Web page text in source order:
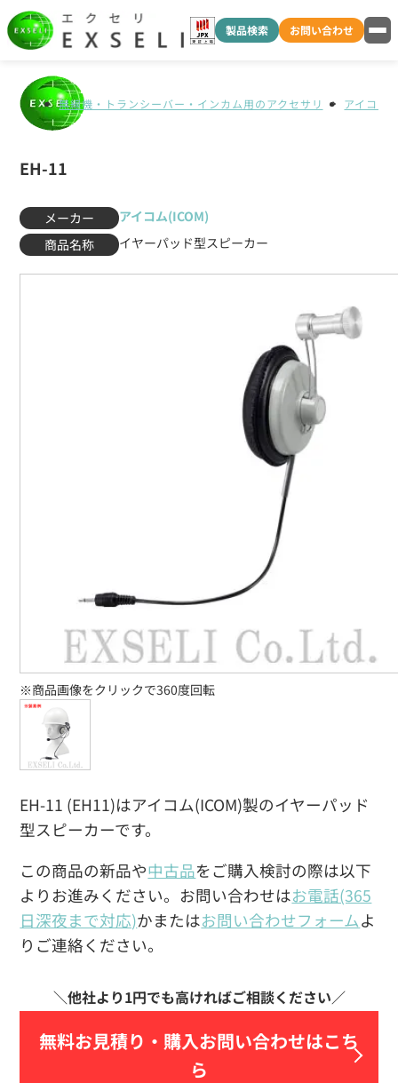
製品検索 お問い合わせ
無線機・トランシーバー・インカム用のアクセサリ アイコム
EH-11
メーカー
アイコム(ICOM)
商品名称
イヤーパッド型スピーカー
EH-11 (EH11)はアイコム(ICOM)製のイヤーパッド
型スピーカーです。
この商品の新品や中古品をご購入検討の際は以下
よりお進みください。お問い合わせはお電話(365
日深夜まで対応)かまたはお問い合わせフォームよ
りご連絡ください。
無料お見積り・ 購入お問い合わせはこち
ら
※商品画像をクリックで360度回転